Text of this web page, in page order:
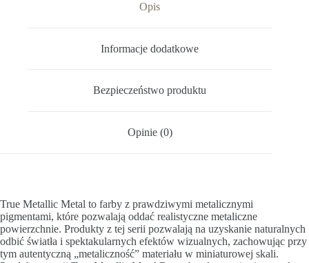
Opis
Informacje dodatkowe
Bezpieczeństwo produktu
Opinie (0)
True Metallic Metal to farby z prawdziwymi metalicznymi
pigmentami, które pozwalają oddać realistyczne metaliczne
powierzchnie. Produkty z tej serii pozwalają na uzyskanie naturalnych
odbić światła i spektakularnych efektów wizualnych, zachowując przy
tym autentyczną „metaliczność” materiału w miniaturowej skali.